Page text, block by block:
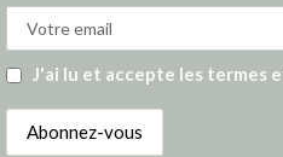
J'ai lu et accepte les termes